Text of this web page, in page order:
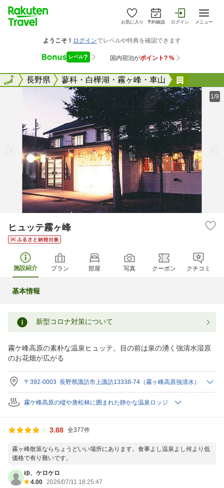
お気に入り 予約確認 ログイン メニュー
全国長野県 蓼科・白樺湖・霧ヶ峰・車山
全国
1/9
ヒュッテ霧ヶ峰
施設紹介 プラン 部屋 写真 クーポン クチコミ
基本情報
新型コロナ対策について
霧ケ峰高原の素朴な温泉ヒュッテ。目の前は泉の湧く強清水湿原
のお花畑が広がる
〒392-0003 長野県諏訪市上諏訪13338-74（霧ヶ峰高原強清水）
霧ケ峰高原の樅や唐松林に囲まれた静かな温泉ロッジ
3.88 全377件
霧ヶ峰散策ならちょうどいい場所にあります。食事よし温泉よし何より低
価格で有り難いです。
ゆ、ケロケロ
4.00 2026/07/11 18:25:47